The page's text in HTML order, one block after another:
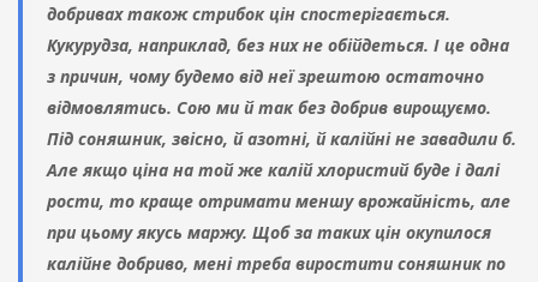
добривах також стрибок цін спостерігається.
Кукурудза, наприклад, без них не обійдеться. І це одна
з причин, чому будемо від неї зрештою остаточно
відмовлятись. Сою ми й так без добрив вирощуємо.
Під соняшник, звісно, й азотні, й калійні не завадили б.
Але якщо ціна на той же калій хлористий буде і далі
рости, то краще отримати меншу врожайність, але
при цьому якусь маржу. Щоб за таких цін окупилося
калійне добриво, мені треба виростити соняшник по